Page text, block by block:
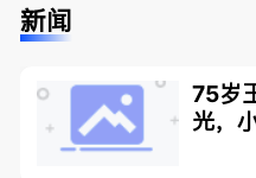
新闻
75岁
光，